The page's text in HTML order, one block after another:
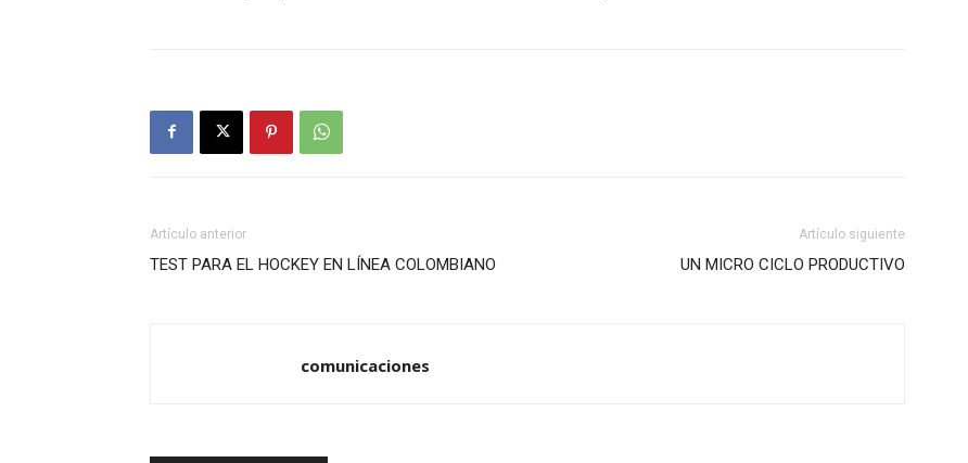
Artículo anterior
TEST PARA EL HOCKEY EN LÍNEA COLOMBIANO
Artículo siguiente
UN MICRO CICLO PRODUCTIVO
comunicaciones